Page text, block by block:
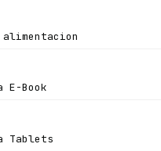
E-Book
Tablets